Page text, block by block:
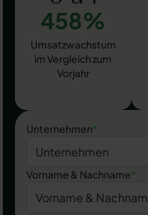
458%
Umsatzwachstum
im Vergleich zum
Vorjahr
Unternehmen*
Vorname & Nachname*